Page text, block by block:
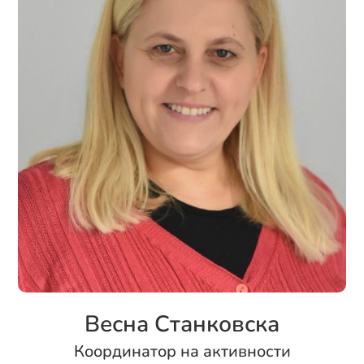
Весна Станковска
Координатор на активности